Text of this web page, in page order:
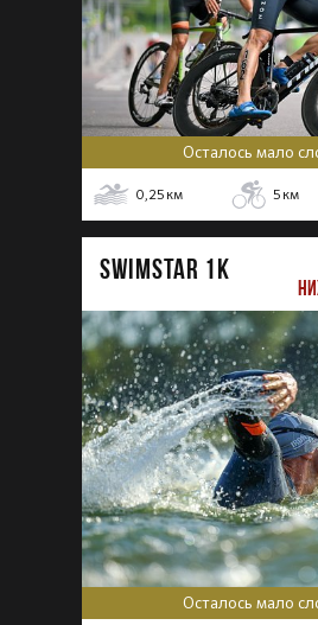
Осталось мало
0,25 км 5 км
SWIMSTAR 1K
Осталось мало